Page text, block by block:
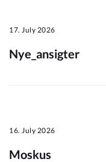
17. July 2026
Nye_ansigter
16. July 2026
Moskus